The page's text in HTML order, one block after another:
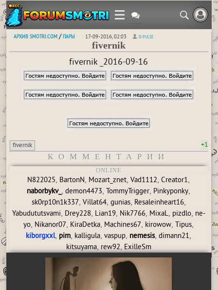
АРХИВ SMOTRI.COM /ПАРЫ 17-09-2016, 02:03 D-PULSE
fivernik
fivernik _2016-09-16
fivernik +1
КОММЕНТАРИИ
ONLINE
N822025, BartonN, Mozart_znet,Vad1112,Creator1,
naborbykv_,demon4473,TommyTrigger, Pinkyponky,
sk0rp10n1k337, Villat64, gunias, Resaleinheart16,
Yabudututsvami, Drey228, Lian19, Nik7766, MixaL, pizdlo, ne-
yo, Nikanor07, KiraDetka, Machines67, kirowow,Tipus,
kiborgxxl, pim, kalligula,vaspup, nemesis,dimann21,
kitsuyama, rew92, ExilleSm